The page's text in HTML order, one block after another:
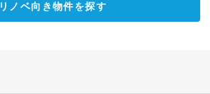
リノベ向き物件を探す